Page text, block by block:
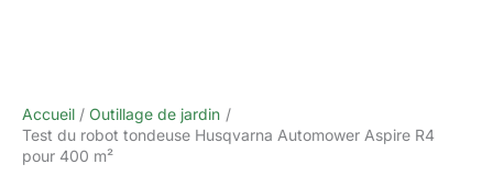
Accueil
Outillage de jardin
Test du robot tondeuse Husqvarna Automower Aspire R4
pour 400 m²